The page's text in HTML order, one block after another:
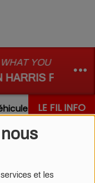
et les
YOU CAME
HARRIS FT
LE FIL INFO
sur la RN31 ce